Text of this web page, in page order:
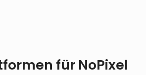
für NoPixel